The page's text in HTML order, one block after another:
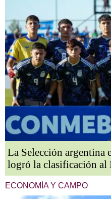
La Selección argentina
logró la clasificación al
ECONOMÍA Y CAMPO